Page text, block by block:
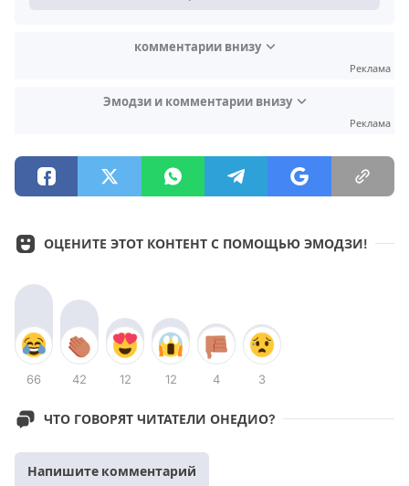
комментарии внизу
Реклама
Эмодзи и комментарии внизу
Реклама
ОЦЕНИТЕ ЭТОТ КОНТЕНТ С ПОМОЩЬЮ ЭМОДЗИ!
66 42 12 12 4 3
ЧТО ГОВОРЯТ ЧИТАТЕЛИ ОНЕДИО?
Напишите комментарий